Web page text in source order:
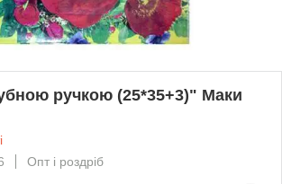
ручкою (25*35+3)" Маки
Опт і роздріб